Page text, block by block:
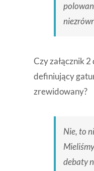
Czy załącznik 2
definiujący
zrewidowany?
Nie, to
debaty